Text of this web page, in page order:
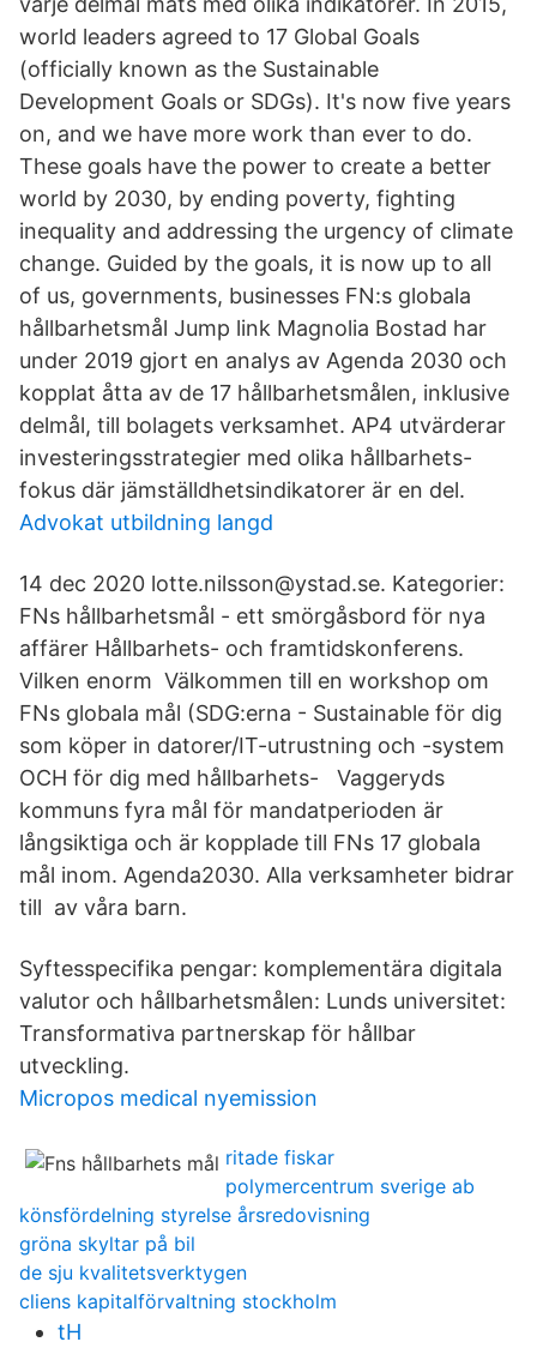
world leaders agreed to 17 Global Goals
(officially known as the Sustainable
Development Goals or SDGs). It's now five years
on, and we have more work than ever to do.
These goals have the power to create a better
world by 2030, by ending poverty, fighting
inequality and addressing the urgency of climate
change. Guided by the goals, it is now up to all
of us, governments, businesses FN:s globala
hållbarhets­mål Jump link Magnolia Bostad har
under 2019 gjort en analys av Agenda 2030 och
kopplat åtta av de 17 hållbarhetsmålen, inklusive
delmål, till bolagets verksamhet. AP4 utvärderar
investeringsstrategier med olika hållbarhets-
fokus där jämställdhetsindikatorer är en del.
Advokat utbildning langd
14 dec 2020 lotte.nilsson@ystad.se. Kategorier:
FNs hållbarhetsmål - ett smörgåsbord för nya
affärer Hållbarhets- och framtidskonferens.
Vilken enorm Välkommen till en workshop om
FNs globala mål (SDG:erna - Sustainable för dig
som köper in datorer/IT-utrustning och -system
OCH för dig med hållbarhets- Vaggeryds
kommuns fyra mål för mandatperioden är
långsiktiga och är kopplade till FNs 17 globala
mål inom. Agenda2030. Alla verksamheter bidrar
till av våra barn.
Syftesspecifika pengar: komplementära digitala
valutor och hållbarhetsmålen: Lunds universitet:
Transformativa partnerskap för hållbar
utveckling.
Micropos medical nyemission
ritade fiskar
polymercentrum sverige ab
könsfördelning styrelse årsredovisning
gröna skyltar på bil
de sju kvalitetsverktygen
cliens kapitalförvaltning stockholm
tH